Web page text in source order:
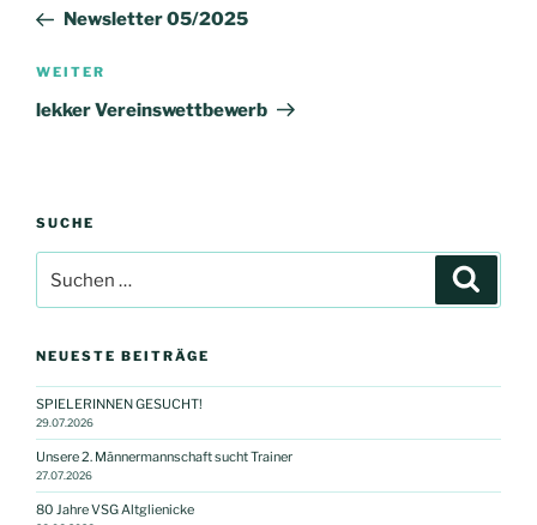
Beitrag
Newsletter 05/2025
Nächster
Beitrag
WEITER
lekker Vereinswettbewerb
SUCHE
nach:
NEUESTE BEITRÄGE
SPIELERINNEN GESUCHT!
29.07.2026
Unsere 2. Männermannschaft sucht Trainer
27.07.2026
80 Jahre VSG Altglienicke